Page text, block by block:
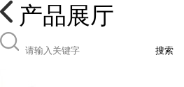
产品展厅
搜索